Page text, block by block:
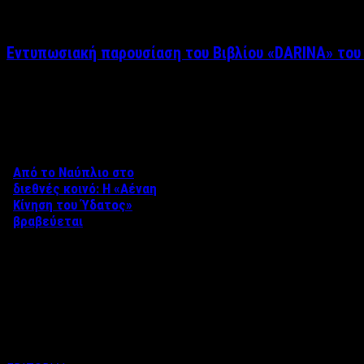
Εντυπωσιακή παρουσίαση του Βιβλίου «DARINA»
Από το Ναύπλιο στο
διεθνές κοινό: Η «Αέναη
Κίνηση του Ύδατος»
βραβεύεται